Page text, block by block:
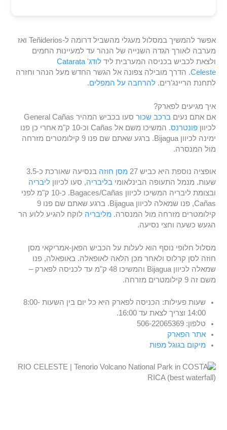
אפשר להמשיך במסלול מעגלי מהשביל דרומה ל-Teñiderios ואז
מערבה לאורך הגדה השנייה של הנהר עד למעיינות החמים
ולצאת לכביש בכניסה המערבית ליד
לודג' Catarata
Celeste. הדרך מובילה צפונה אל הגשר החדש מעל הנהר וחזרה
לתחנת הריינג'רים.להרחבה על המפלים.
איך מגיעים לפארק?
אם אתם נעים ברכב שכור
סעו בכביש המהיר General Cañas
לכיווןפונטרנס
. המשיכו משם אל Cañas וכ-10 ק"מ אחרי כן פנו
ימינה לכיוון Bijagua. ברגע שאתם שם פנו 9 קילומטרים מזרחה
מול המנסרה.
אופציה נוספת היא כביש 27 מסן חוזה
בנסיעה שאורכת כ-3.5
שעות. מנמל התעופה הבינלאומיבליבריה, סעו לכיווןליבריה
ובצומת ליבריה המשיכו לכיוון Bagaces/Cañas. כ-10 ק"מ לפני
Cañas, פנו שמאלה לכיוון Bijagua. ברגע שאתם שם פנו 9
קילומטרים מזרחה מול המנסרה. מליבריה לוקח להגיע ללוע הר
הגעש כשעה וחצי נסיעה.
מסלול חלופי נוסף הוא לעלות על הכביש הפאן-אמריקאי מסן
חוזה לסן קרלוס ולאחר מכן הלאה לאופאלה. באופאלה, פנו
שמאלה לכיוון Bijagua והמשיכו 48 ק"מ עד לכניסה לפארק –
משם זה 9 קילומטרים מזרחה.
שעות פעילות: הכניסה לפארק היא כל יום בין השעות 8:00-
14:00 וצריך לצאת עד 16:00.
טלפון: 506-22065369
אתר הפארק
מיקום בגוגל מפות